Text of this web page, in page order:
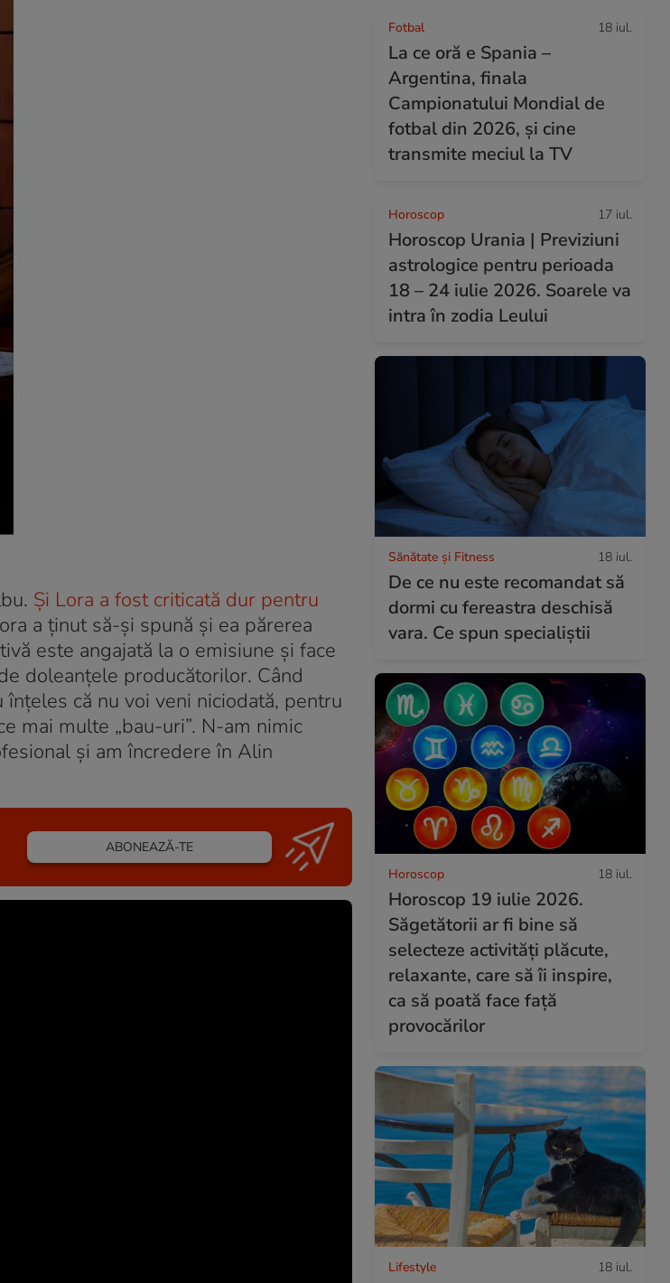
Şi Lora a fost criticată dur pentru
a ţinut să-şi spună şi ea părerea
este angajată la o emisiune şi face
doleanţele producătorilor. Când
că nu voi veni niciodată, pentru
mai multe „bau-uri”. N-am nimic
şi am încredere în Alin
ABONEAZĂ-TE
Fotbal 18 iul.
La ce oră e Spania –
Argentina, finala
Campionatului Mondial de
fotbal din 2026, și cine
transmite meciul la TV
Horoscop 17 iul.
Horoscop Urania | Previziuni
astrologice pentru perioada
18 – 24 iulie 2026. Soarele va
intra în zodia Leului
Sănătate și Fitness 18 iul.
De ce nu este recomandat să
dormi cu fereastra deschisă
vara. Ce spun specialiștii
Horoscop 18 iul.
Horoscop 19 iulie 2026.
Săgetătorii ar fi bine să
selecteze activități plăcute,
relaxante, care să îi inspire,
ca să poată face față
provocărilor
Lifestyle 18 iul.